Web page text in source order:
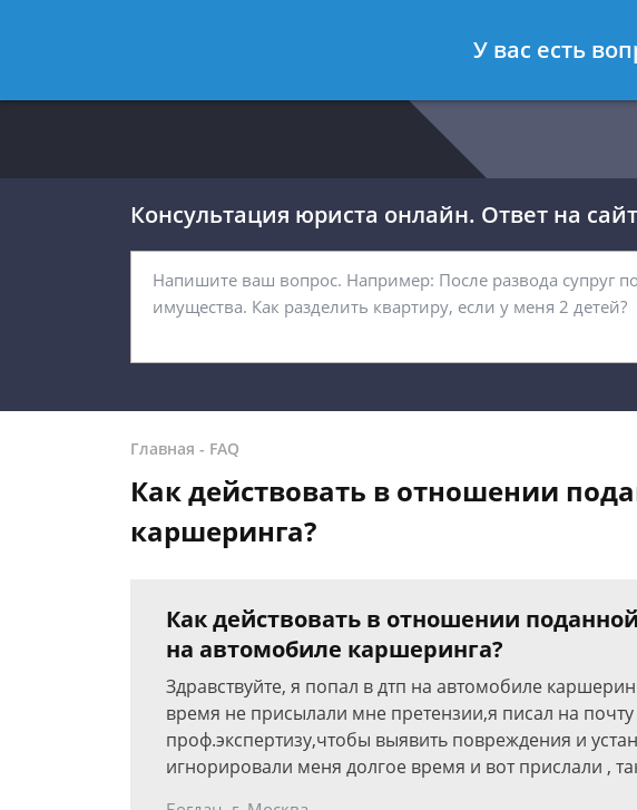
8 812 467-32-54
Консультация юриста онлайн. Ответ на
Главная - FAQ
Как действовать в отношении
каршеринга?
Как действовать в отношении
на автомобиле каршеринга?
Здравствуйте, я попал в дтп на автомобиле
время не присылали мне претензии,я писал на
проф.экспертизу,чтобы выявить повреждения и
игнорировали меня долгое время и вот прислали ,
У вас есть